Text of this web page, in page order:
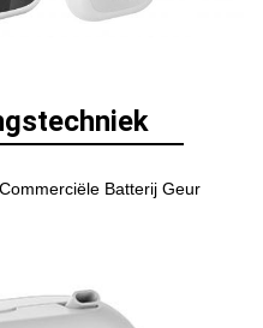
Batterij Geur